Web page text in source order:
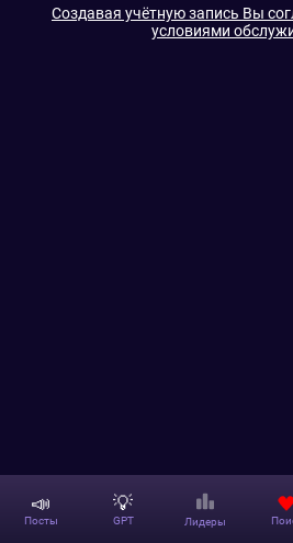
Создавая учётную запись Вы
условиями
📣
Посты
💡
GPT Лидеры